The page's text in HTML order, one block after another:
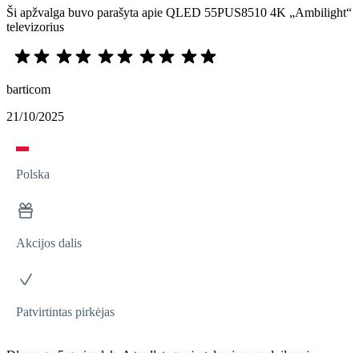
Ši apžvalga buvo parašyta apie QLED 55PUS8510 4K „Ambilight“
televizorius
barticom
21/10/2025
Polska
Akcijos dalis
Patvirtintas pirkėjas